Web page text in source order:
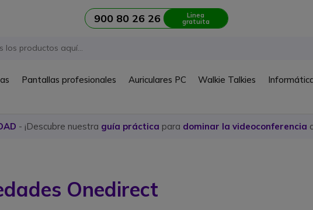
900 80 26 26 Linea
gratuita
Pantallas profesionales Auriculares PC Walkie Talkies
- ¡Descubre nuestra guía práctica para dominar la videoconferencia
Onedirect